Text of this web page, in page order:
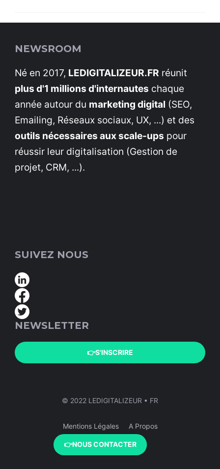
NEWSROOM
Né en 2017, LEDIGITALIZEUR.FR réunit
plus d'1 millions d'internautes chaque
année autour du marketing digital (SEO,
Emailing, Réseaux sociaux, UX, ...) et des
outils nécessaires aux scale-ups pour
réussir leur digitalisation (Gestion de
projet, CRM, ...).
SUIVEZ NOUS
NEWSLETTER
👉S'INSCRIRE
© 2022 LEDIGITALIZEUR • FR
Mentions Légales A Propos
👉NOUS CONTACTER